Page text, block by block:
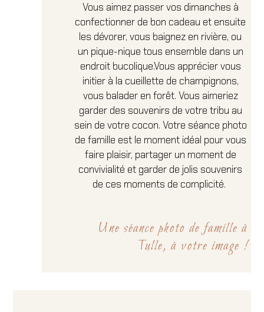
Vous aimez passer vos dimanches à
confectionner de bon cadeau et ensuite
les dévorer, vous baignez en rivière, ou
un pique-nique tous ensemble dans un
endroit bucolique.Vous apprécier vous
initier à la cueillette de champignons,
vous balader en forêt. Vous aimeriez
garder des souvenirs de votre tribu au
sein de votre cocon. Votre séance photo
de famille est le moment idéal pour vous
faire plaisir, partager un moment de
convivialité et garder de jolis souvenirs
de ces moments de complicité.
Une séance photo de famille à
Tulle, à votre image !